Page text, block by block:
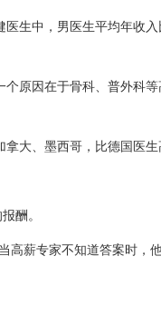
中，男医生平均年收
因在于骨科、普外科等
、墨西哥，比德国医生
酬。
专家不知道答案时，他